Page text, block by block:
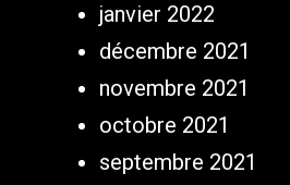
janvier 2022
décembre 2021
novembre 2021
octobre 2021
septembre 2021